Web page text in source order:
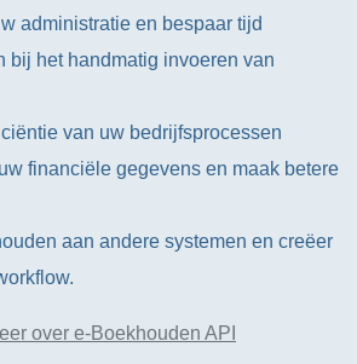
administratie en bespaar tijd
bij het handmatig invoeren van
van uw bedrijfsprocessen
financiële gegevens en maak betere
aan andere systemen en creëer
over e-Boekhouden API